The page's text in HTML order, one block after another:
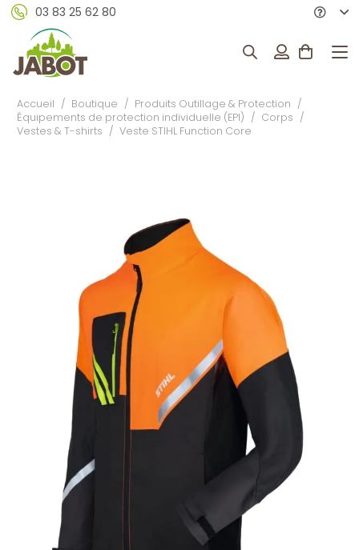
03 83 25 62 80
Accueil / Boutique / Produits Outillage & Protection /
Équipements de protection individuelle (EPI) / Corps /
Vestes & T-shirts / Veste STIHL Function Core